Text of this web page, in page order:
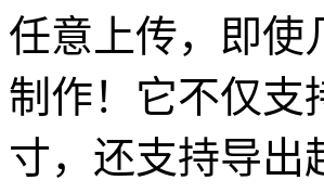
任意上传，即使
制作！它不仅支
寸，还支持导出